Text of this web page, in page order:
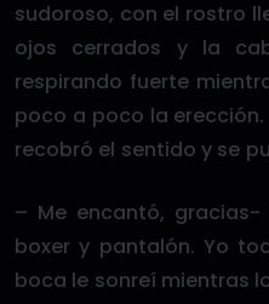
sudoroso, con el rostro
ojos cerrados y la
respirando fuerte
poco a poco la
recobró el sentido y se
– Me encantó,
boxer y pantalón. Yo
boca le sonreí mientras